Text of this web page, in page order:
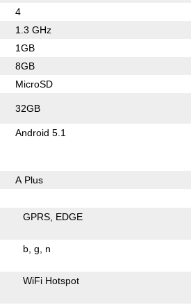
4
1.3 GHz
1GB
8GB
MicroSD
32GB
Android 5.1
A Plus
GPRS EDGE
b g n
WiFi Hotspot